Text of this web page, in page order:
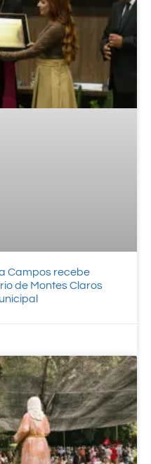
Campos recebe
de Montes Claros